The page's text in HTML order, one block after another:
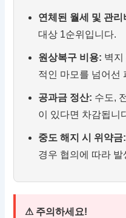
연체된 월세 및 관리
대상 1순위입니다.
원상복구 비용: 벽지
적인 마모를 넘어선
공과금 정산: 수도,
이 있다면 차감됩니
중도 해지 시 위약금:
경우 협의에 따라
⚠ 주의하세요!